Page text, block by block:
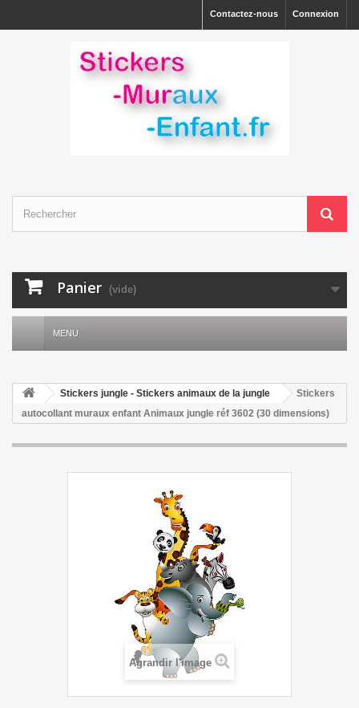
Connexion
Contactez-nous
Panier (vide)
MENU
Stickers jungle - Stickers animaux de la jungle
Stickers
autocollant muraux enfant Animaux jungle réf 3602 (30 dimensions)
Agrandir l'image